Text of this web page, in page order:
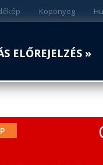
Köpönyeg
ELŐREJELZÉS »